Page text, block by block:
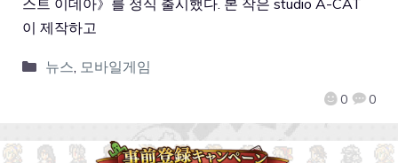
0 0
이 제작하고
뉴스 모바일게임